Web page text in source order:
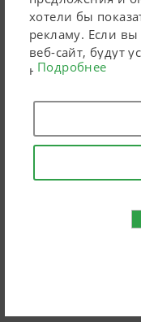
хотели бы
рекламу. Если
веб-сайт, будут
необходимые
маркетинговые
использовать
случае, если вы
на все»). Вы
индивидуальные
перечисленные
Подробнее
NOVACAT/
disc and